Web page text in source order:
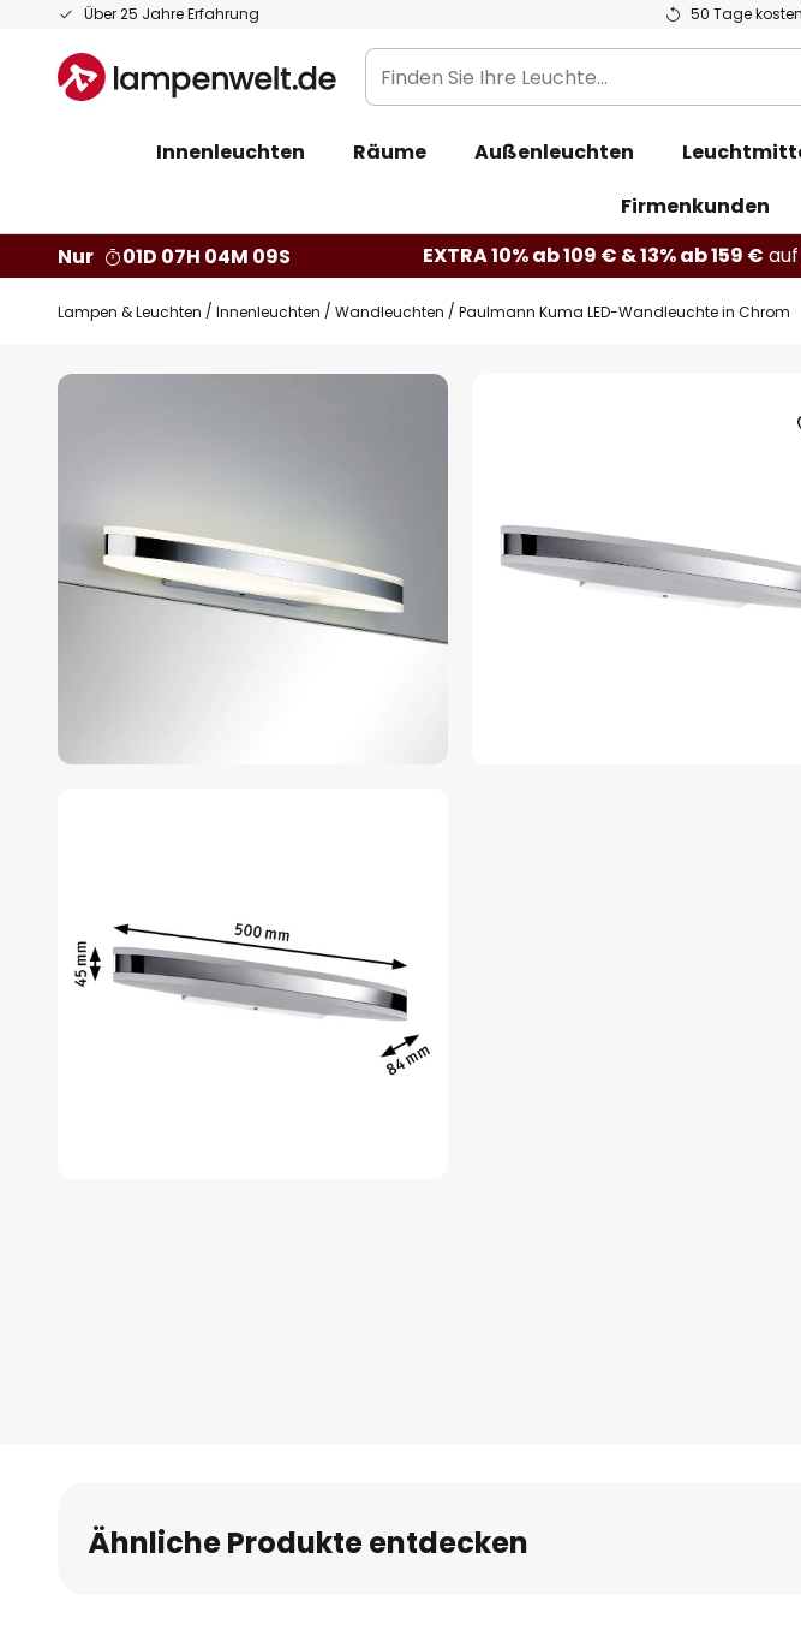
Über 25 Jahre Erfahrung 50 Tage
Zum
springen
Finden
Sie
Leuchte...
Innenleuchten Räume Außenleuchten
Firmenkunden
Nur
01D 07H 04M 08S EXTRA 10% ab 109 € & 13% ab 159 €
Lampen & Leuchten Innenleuchten Wandleuchten Paulmann Kuma LED-Wandleuchte in Chrom
Zum
Ähnliche Produkte entdecken